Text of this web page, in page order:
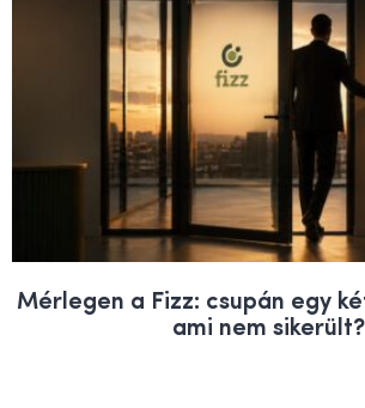
Mérlegen a Fizz: csupán egy
ami nem sikerült?